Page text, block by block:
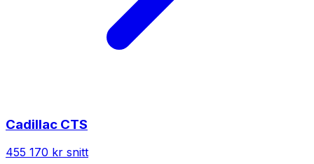
Cadillac CTS
455 170 kr snitt